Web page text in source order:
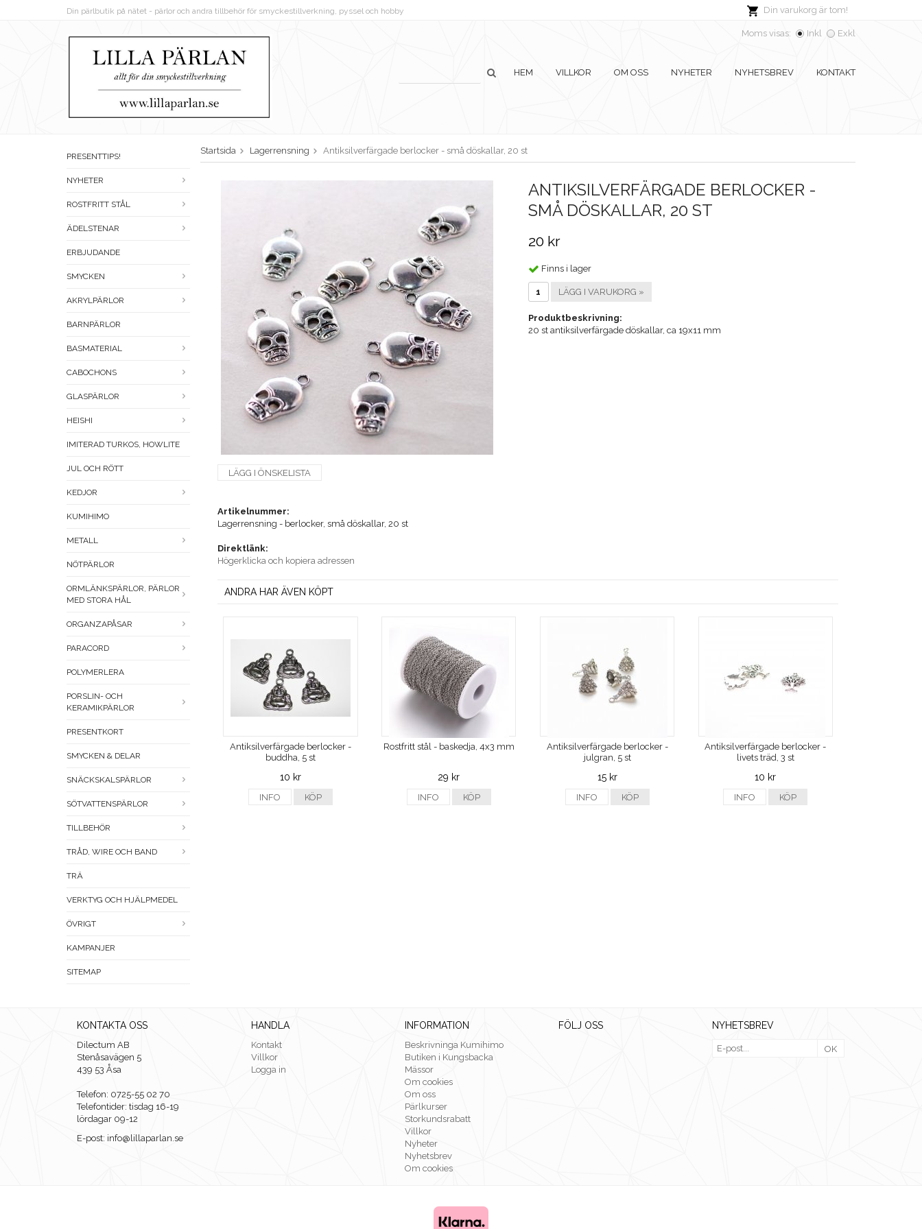
Din varukorg är tom!
Din pärlbutik på nätet - pärlor och andra tillbehör för smyckestillverkning, pyssel och hobby
Moms visas: Inkl Exkl
HEM VILLKOR OM OSS NYHETER NYHETSBREV KONTAKT
PRESENTTIPS!
NYHETER
ROSTFRITT STÅL
ÄDELSTENAR
ERBJUDANDE
SMYCKEN
AKRYLPÄRLOR
BARNPÄRLOR
BASMATERIAL
CABOCHONS
GLASPÄRLOR
HEISHI
IMITERAD TURKOS, HOWLITE
JUL OCH RÖTT
KEDJOR
KUMIHIMO
METALL
NÖTPÄRLOR
ORMLÄNKSPÄRLOR, PÄRLOR
MED STORA HÅL
ORGANZAPÅSAR
PARACORD
POLYMERLERA
PORSLIN- OCH
KERAMIKPÄRLOR
PRESENTKORT
SMYCKEN & DELAR
SNÄCKSKALSPÄRLOR
SÖTVATTENSPÄRLOR
TILLBEHÖR
TRÅD, WIRE OCH BAND
TRÄ
VERKTYG OCH HJÄLPMEDEL
ÖVRIGT
KAMPANJER
SITEMAP
Startsida Lagerrensning Antiksilverfärgade berlocker - små döskallar, 20 st
ANTIKSILVERFÄRGADE BERLOCKER -
SMÅ DÖSKALLAR, 20 ST
20 kr
Finns i lager
LÄGG I VARUKORG »
Produktbeskrivning:
20 st antiksilverfärgade döskallar, ca 19x11 mm
LÄGG I ÖNSKELISTA
Artikelnummer:
Lagerrensning - berlocker, små döskallar, 20 st
Direktlänk:
Högerklicka och kopiera adressen
ANDRA HAR ÄVEN KÖPT
Antiksilverfärgade berlocker -
buddha, 5 st
10 kr
INFO KÖP
Rostfritt stål - baskedja, 4x3 mm
29 kr
INFO KÖP
Antiksilverfärgade berlocker -
julgran, 5 st
15 kr
INFO KÖP
Antiksilverfärgade berlocker -
livets träd, 3 st
10 kr
INFO KÖP
KONTAKTA OSS
Dilectum AB
Stenåsavägen 5
439 53 Åsa
Telefon: 0725-55 02 70
Telefontider: tisdag 16-19
lördagar 09-12
E-post: info@lillaparlan.se
HANDLA
Kontakt
Villkor
Logga in
INFORMATION
Beskrivninga Kumihimo
Butiken i Kungsbacka
Mässor
Om cookies
Om oss
Pärlkurser
Storkundsrabatt
Villkor
Nyheter
Nyhetsbrev
Om cookies
FÖLJ OSS NYHETSBREV
OK